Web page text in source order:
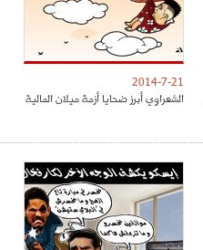
2014-7-21
الشعراوي أبرز ضحايا أزمة ميلان المالية